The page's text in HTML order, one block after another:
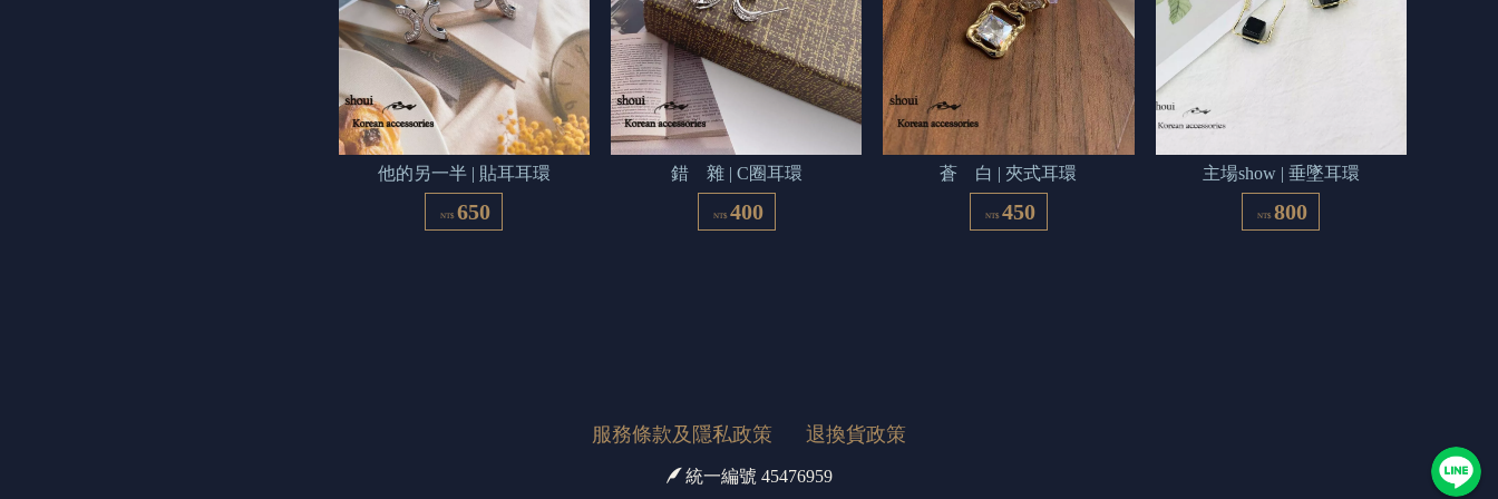
NT$ 650
他的另一半 | 貼耳耳環
NT$ 400
錯    雜 | C圈耳環
NT$ 450
蒼    白 | 夾式耳環
NT$ 800
主場show | 垂墜耳環
服務條款及隱私政策 退換貨政策
統一編號 45476959